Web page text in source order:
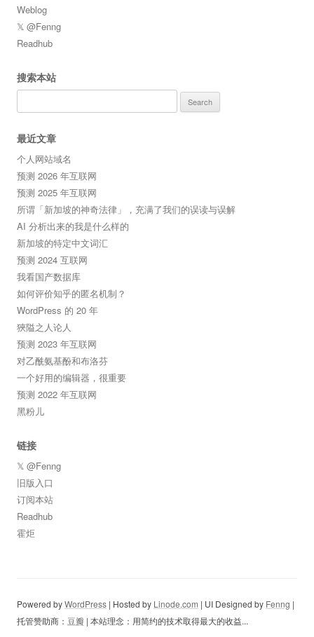
Weblog
𝕏 @Fenng
Readhub
搜索本站
for:
最近文章
个人网站域名
预测 2026 年互联网
预测 2025 年互联网
所谓「新加坡的神奇法律」，充满了我们的误读与误解
AI 分析出来的我是什么样的
新加坡的特定中文词汇
预测 2024 互联网
我看国产数据库
如何评价知乎的匿名机制？
WordPress 的 20 年
狹隘之人论人
预测 2023 年互联网
对乙酰氨基酚和布洛芬
一个好用的编辑器，很重要
预测 2022 年互联网
黑粉儿
链接
𝕏 @Fenng
旧版入口
订阅本站
Readhub
霍炬
Powered byWordPress | Hosted by Linode.com | UI Designed by Fenng |
托管赞助商： 豆瓣 | 本站理念：用简约的技术取得最大的收益...